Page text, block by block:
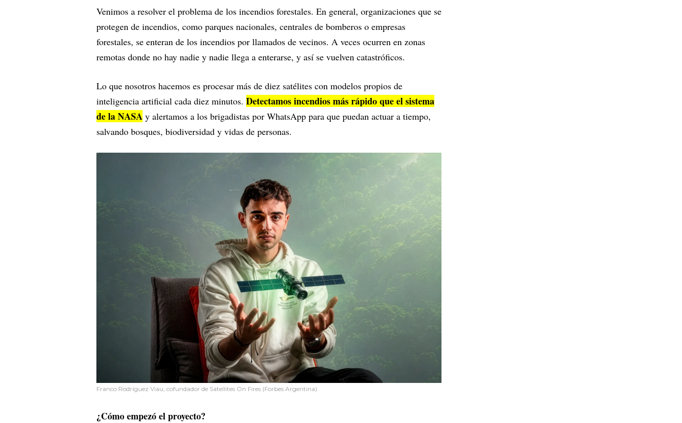
Venimos a resolver el problema de los incendios forestales. En general, organizaciones que se
protegen de incendios, como parques nacionales, centrales de bomberos o empresas
forestales, se enteran de los incendios por llamados de vecinos. A veces ocurren en zonas
remotas donde no hay nadie y nadie llega a enterarse, y así se vuelven catastróficos.
Lo que nosotros hacemos es procesar más de diez satélites con modelos propios de
inteligencia artificial cada diez minutos. Detectamos incendios más rápido que el sistema
de la NASA y alertamos a los brigadistas por WhatsApp para que puedan actuar a tiempo,
salvando bosques, biodiversidad y vidas de personas.
Franco Rodríguez Viau, cofundador de Satellites On Fires (Forbes Argentina)
¿Cómo empezó el proyecto?